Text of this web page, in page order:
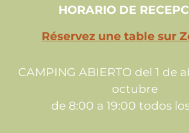
HORARIO DE
Réservez une table sur
CAMPING ABIERTO del 1 de
octubre
de 8:00 a 19:00 todos